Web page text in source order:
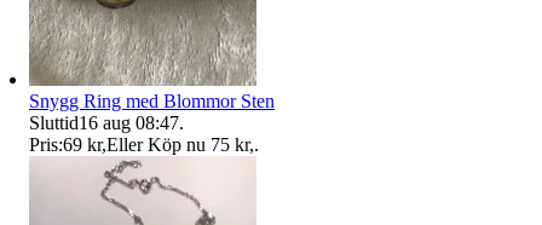
Snygg Ring med Blommor Sten
Sluttid16 aug 08:47.
Pris:69 kr,Eller Köp nu 75 kr,.